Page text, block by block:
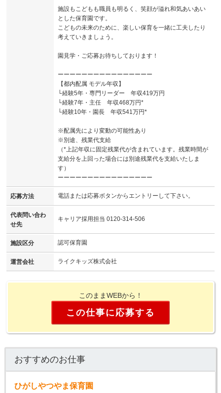
施設もこどもも職員も明るく、笑顔が溢れ和気あいあい
とした保育園です。
こどもの未来のために、楽しい保育を一緒に工夫したり
考えていきましょう。
園見学・ご応募お待ちしております！
ーーーーーーーーーーーーーーーー
【都内配属 モデル年収】
└経験5年・専門リーダー 年収419万円
└経験7年・主任 年収468万円*
└経験10年・園長 年収541万円*
※配属先により変動の可能性あり
※別途、残業代支給
（*上記年収に固定残業代が含まれています。残業時間が
支給分を上回った場合には別途残業代を支給いたしま
す）
ーーーーーーーーーーーーーーーー
応募方法 電話または応募ボタンからエントリーして下さい。
代表問い合わ
せ先
キャリア採用担当 0120-314-506
施設区分 認可保育園
運営会社 ライクキッズ株式会社
このままWEBから！
この仕事に応募する
おすすめのお仕事
ひがしやつやま保育園